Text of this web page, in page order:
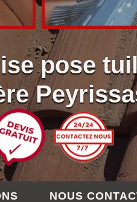
pose
NOUS